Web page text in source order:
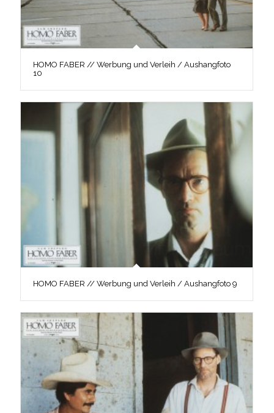
HOMO FABER // Werbung und Verleih / Aushangfoto
10
HOMO FABER // Werbung und Verleih / Aushangfoto 9